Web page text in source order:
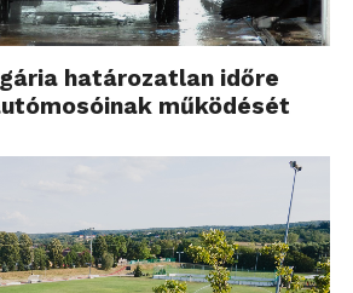
határozatlan időre
működését